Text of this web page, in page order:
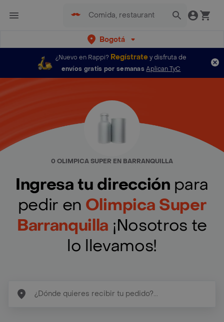
Bogotá
¿Nuevo en Rappi? Regístratey disfruta de
envíos gratis por semanas Aplican TyC
0 OLIMPICA SUPER EN BARRANQUILLA
Ingresa tu dirección para
pedir en Olimpica Super
Barranquilla ¡Nosotros te
lo llevamos!